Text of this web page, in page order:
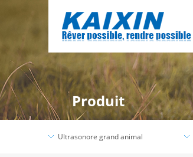
Produit
Ultrasonore grand animal